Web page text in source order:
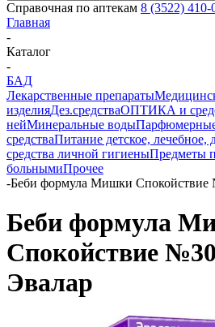
Справочная по аптекам 8 (3522) 410-
Главная
-
Каталог
-
БАД
Лекарственные препараты
изделияДез.средстваОПТИКА и
нейМинеральные водыПарфюмерные
средстваПитание детское, лечебное,
средства личной гигиеныПредметы
больнымиПрочее
-Беби формула Мишки Спокойствие
Беби формула
Спокойствие
Эвалар